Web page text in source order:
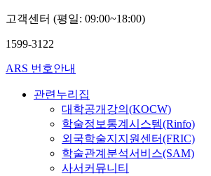
고객센터 (평일: 09:00~18:00)
1599-3122
ARS 번호안내
관련누리집
대학공개강의(KOCW)
학술정보통계시스템(Rinfo)
외국학술지지원센터(FRIC)
학술관계분석서비스(SAM)
사서커뮤니티